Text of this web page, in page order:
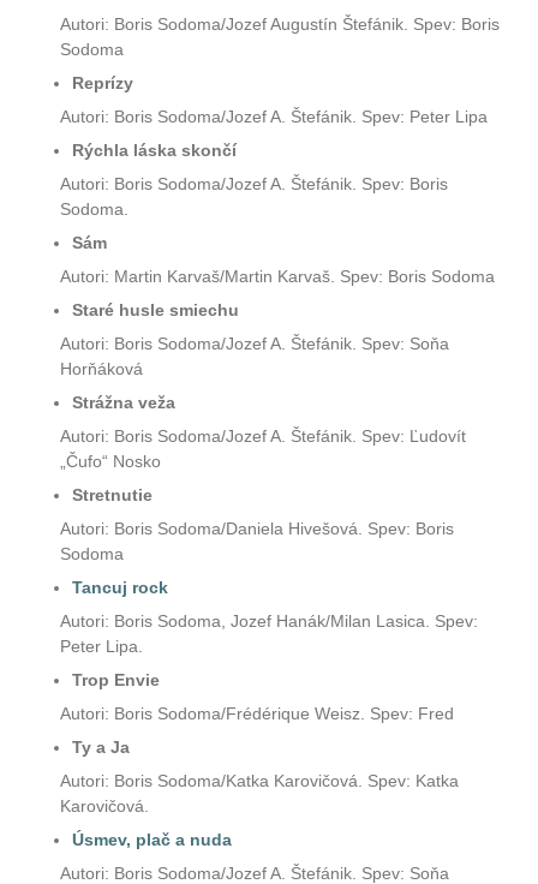
Autori: Boris Sodoma/Jozef Augustín Štefánik. Spev: Boris
Sodoma
Reprízy
Autori: Boris Sodoma/Jozef A. Štefánik. Spev: Peter Lipa
Rýchla láska skončí
Autori: Boris Sodoma/Jozef A. Štefánik. Spev: Boris
Sodoma.
Sám
Autori: Martin Karvaš/Martin Karvaš. Spev: Boris Sodoma
Staré husle smiechu
Autori: Boris Sodoma/Jozef A. Štefánik. Spev: Soňa
Horňáková
Strážna veža
Autori: Boris Sodoma/Jozef A. Štefánik. Spev: Ľudovít
„Čufo“ Nosko
Stretnutie
Autori: Boris Sodoma/Daniela Hivešová. Spev: Boris
Sodoma
Tancuj rock
Autori: Boris Sodoma, Jozef Hanák/Milan Lasica. Spev:
Peter Lipa.
Trop Envie
Autori: Boris Sodoma/Frédérique Weisz. Spev: Fred
Ty a Ja
Autori: Boris Sodoma/Katka Karovičová. Spev: Katka
Karovičová.
Úsmev, plač a nuda
Autori: Boris Sodoma/Jozef A. Štefánik. Spev: Soňa